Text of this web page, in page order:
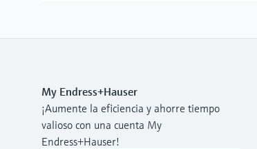
My Endress+Hauser
¡Aumente la eficiencia y ahorre tiempo
valioso con una cuenta My
Endress+Hauser!